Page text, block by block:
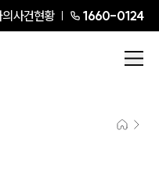
의사건현황 1660-0124